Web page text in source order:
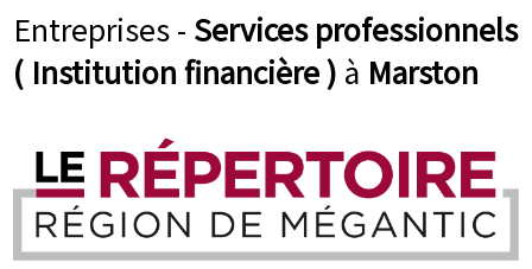
Entreprises - Services professionnels
( Institution financière ) à Marston